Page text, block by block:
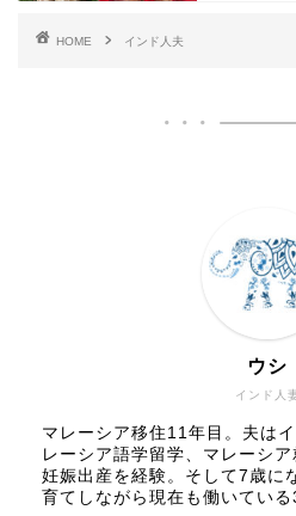
HOME インド人夫
インド人
ウシ
マレーシア移住11年目。夫は
レーシア語学留学、マレーシ
妊娠出産を経験。そして7歳に
育てしながら現在も働いている